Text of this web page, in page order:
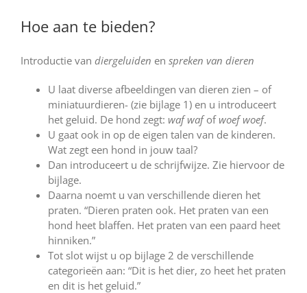
Hoe aan te bieden?
Introductie van diergeluiden en spreken van dieren
U laat diverse afbeeldingen van dieren zien – of
miniatuurdieren- (zie bijlage 1) en u introduceert
het geluid. De hond zegt: waf wafof woef woef.
U gaat ook in op de eigen talen van de kinderen.
Wat zegt een hond in jouw taal?
Dan introduceert u de schrijfwijze. Zie hiervoor de
bijlage.
Daarna noemt u van verschillende dieren het
praten. “Dieren praten ook. Het praten van een
hond heet blaffen. Het praten van een paard heet
hinniken.”
Tot slot wijst u op bijlage 2 de verschillende
categorieën aan: “Dit is het dier, zo heet het praten
en dit is het geluid.”